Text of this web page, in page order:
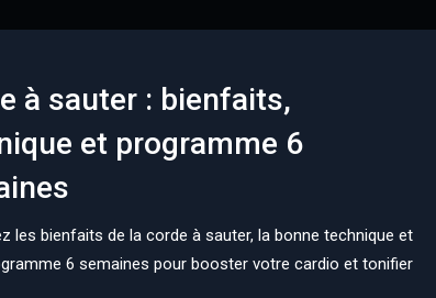
à sauter : bienfaits,
et programme 6
les bienfaits de la corde à sauter, la bonne technique et
6 semaines pour booster votre cardio et tonifier